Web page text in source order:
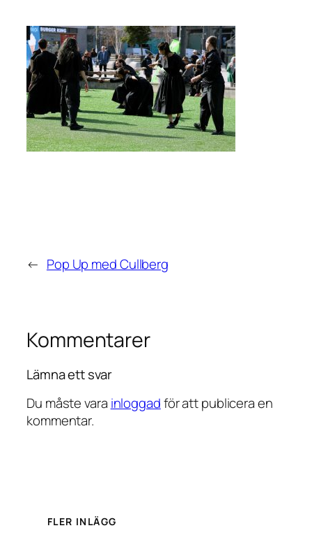
← Pop Up med Cullberg
Kommentarer
Lämna ett svar
Du måste vara inloggadför att publicera en
kommentar.
FLER INLÄGG